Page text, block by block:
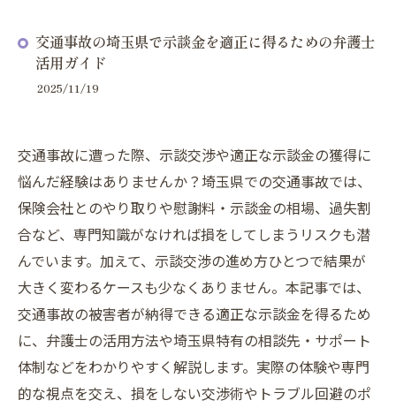
交通事故の埼玉県で示談金を適正に得るための弁護士
活用ガイド
2025/11/19
交通事故に遭った際、示談交渉や適正な示談金の獲得に
悩んだ経験はありませんか？埼玉県での交通事故では、
保険会社とのやり取りや慰謝料・示談金の相場、過失割
合など、専門知識がなければ損をしてしまうリスクも潜
んでいます。加えて、示談交渉の進め方ひとつで結果が
大きく変わるケースも少なくありません。本記事では、
交通事故の被害者が納得できる適正な示談金を得るため
に、弁護士の活用方法や埼玉県特有の相談先・サポート
体制などをわかりやすく解説します。実際の体験や専門
的な視点を交え、損をしない交渉術やトラブル回避のポ